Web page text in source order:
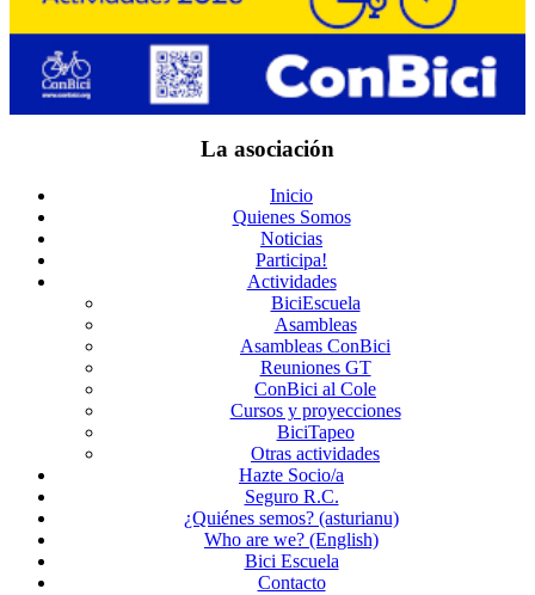
La asociación
Inicio
Quienes Somos
Noticias
Participa!
Actividades
BiciEscuela
Asambleas
Asambleas ConBici
Reuniones GT
ConBici al Cole
Cursos y proyecciones
BiciTapeo
Otras actividades
Hazte Socio/a
Seguro R.C.
¿Quiénes semos? (asturianu)
Who are we? (English)
Bici Escuela
Contacto